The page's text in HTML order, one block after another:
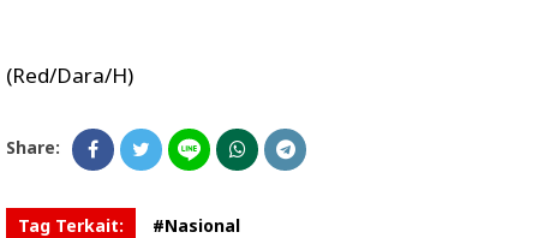
(Red/Dara/H)
Share:
Tag Terkait: #Nasional